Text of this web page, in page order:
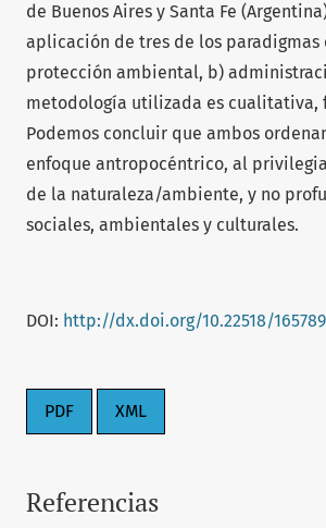
de Buenos Aires y Santa Fe
aplicación de tres de los
protección ambiental, b)
metodología utilizada es
Podemos concluir que ambos
enfoque antropocéntrico, al
de la naturaleza/ambiente, y no
sociales, ambientales y culturales.
DOI: http://dx.doi.org/10.22518/
PDF XML
Referencias